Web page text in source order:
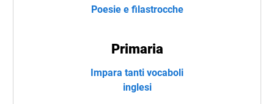
Poesie e filastrocche
Primaria
Impara tanti vocaboli
inglesi